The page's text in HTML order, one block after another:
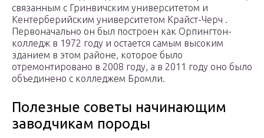
связанным с Гринвичским университетом и
Кентерберийским университетом Крайст-Черч .
Первоначально он был построен как Орпингтон-
колледж в 1972 году и остается самым высоким
зданием в этом районе, которое было
отремонтировано в 2008 году, а в 2011 году оно было
объединено с колледжем Бромли.
Полезные советы начинающим
заводчикам породы